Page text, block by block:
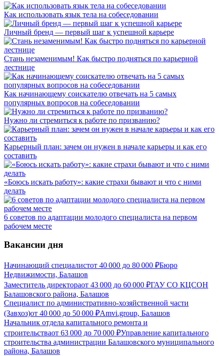
Как использовать язык тела на собеседовании
Личный бренд — первый шаг к успешной карьере
Стань незаменимым! Как быстро подняться по карьерной
лестнице
Как начинающему соискателю отвечать на 5 самых
популярных вопросов на собеседовании
Нужно ли стремиться к работе по призванию?
Карьерный план: зачем он нужен в начале карьеры и как его
составить
«Боюсь искать работу»: какие страхи бывают и что с ними
делать
6 советов по адаптации молодого специалиста на первом
рабочем месте
Вакансии дня
Начинающий специалистот 40 000 до 80 000 ₽Бюро
Недвижимости, Балашов
Заместитель директораот 43 000 до 60 000 ₽ГАУ СО КЦСОН
Балашовского района, Балашов
Специалист по административно-хозяйственной части
(Завхоз)от 40 000 до 50 000 ₽Amvi.group, Балашов
Начальник отдела капитального ремонта и
строительстваот 63 000 до 70 000 ₽Управление капитального
строительства администрации Балашовского муниципального
района, Балашов